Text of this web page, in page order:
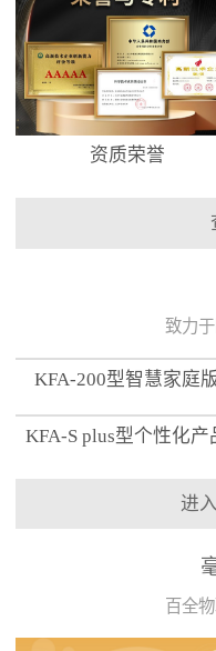
资质荣誉
致力
KFA-200型智慧家庭
KFA-S plus型个性化产
进
百全